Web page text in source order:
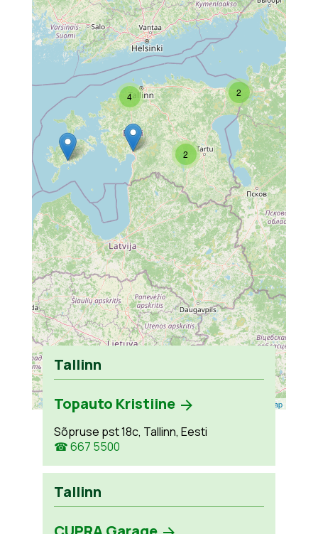
2
2
4
Leaflet OpenStreetMap
Tallinn
Topauto Kristiine
Sõpruse pst 18c, Tallinn, Eesti
☎ 667 5500
Tallinn